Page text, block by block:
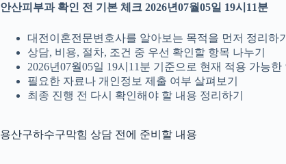
안산피부과 확인 전 기본 체크 2026년07월05일 19시11분
대전이혼전문변호사를 알아보는 목적을 먼저 정리하기
상담, 비용, 절차, 조건 중 우선 확인할 항목 나누기
2026년07월05일 19시11분 기준으로 현재 적용 가능한
필요한 자료나 개인정보 제출 여부 살펴보기
최종 진행 전 다시 확인해야 할 내용 정리하기
용산구하수구막힘 상담 전에 준비할 내용